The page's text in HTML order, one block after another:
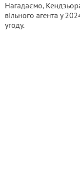
Нагадаємо,
вільного агента у
угоду.